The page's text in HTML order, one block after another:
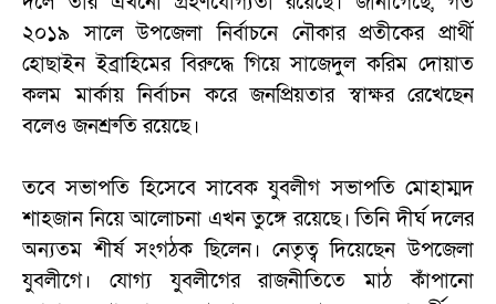
২০১৯ সালে উপজেলা নির্বাচনে নৌকার প্রতীকের প্রার্থী
হোছাইন ইব্রাহিমের বিরুদ্ধে গিয়ে সাজেদুল করিম দোয়াত
কলম মার্কায় নির্বাচন করে জনপ্রিয়তার স্বাক্ষর রেখেছেন
বলেও জনশ্রুতি রয়েছে।
তবে সভাপতি হিসেবে সাবেক যুবলীগ সভাপতি মোহাম্মদ
শাহজান নিয়ে আলোচনা এখন তুঙ্গে রয়েছে। তিনি দীর্ঘ দলের
অন্যতম শীর্ষ সংগঠক ছিলেন। নেতৃত্ব দিয়েছেন উপজেলা
যুবলীগে। যোগ্য যুবলীগের রাজনীতিতে মাঠ কাঁপানো